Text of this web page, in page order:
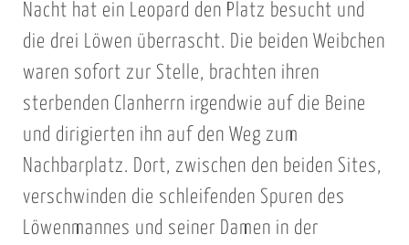
Nacht hat ein Leopard den Platz besucht und
die drei Löwen überrascht. Die beiden Weibchen
waren sofort zur Stelle, brachten ihren
sterbenden Clanherrn irgendwie auf die Beine
und dirigierten ihn auf den Weg zum
Nachbarplatz. Dort, zwischen den beiden Sites,
verschwinden die schleifenden Spuren des
Löwenmannes und seiner Damen in der